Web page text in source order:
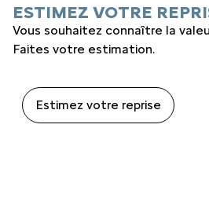
ESTIMEZ VOTRE
Vous souhaitez connaître la
Faites votre estimation.
Estimez votre reprise